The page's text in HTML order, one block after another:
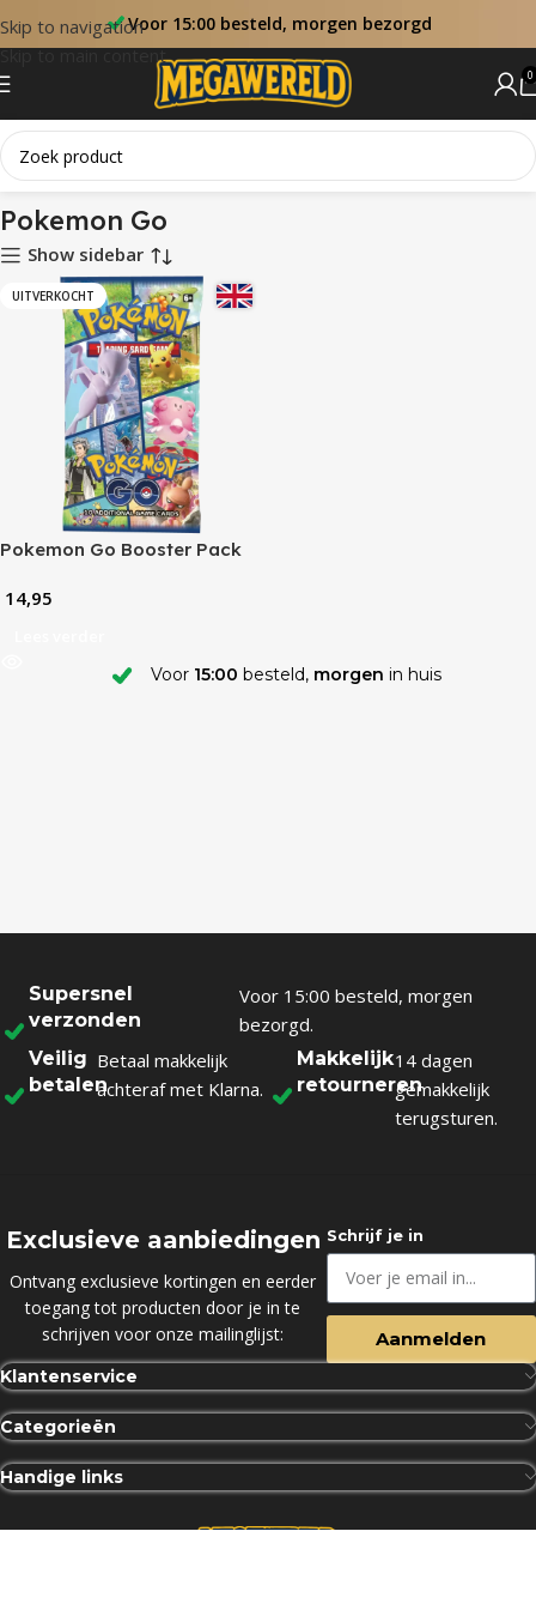
Skip to navigation
Skip to main content
Voor 15:00 besteld, morgen bezorgd
0
Home Sets Pokemon Go
Pokemon Go
Show sidebar
UITVERKOCHT
Pokemon Go Booster Pack
14,95
Voor 15:00 besteld, morgen in huis
Supersnel
verzonden
Voor 15:00 besteld, morgen
bezorgd.
Veilig
betalen
Betaal makkelijk
achteraf met Klarna.
Makkelijk
retourneren
14 dagen
gemakkelijk
terugsturen.
Exclusieve aanbiedingen
Ontvang exclusieve kortingen en eerder
toegang tot producten door je in te
schrijven voor onze mailinglijst:
Schrijf je in
Aanmelden
Klantenservice
Categorieën
Handige links